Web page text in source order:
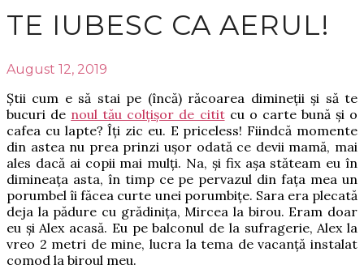
TE IUBESC CA AERUL!
August 12, 2019
Știi cum e să stai pe (încă) răcoarea dimineții și să te
bucuri de noul tău colțișor de cititcu o carte bună și o
cafea cu lapte? Îți zic eu. E priceless! Fiindcă momente
din astea nu prea prinzi ușor odată ce devii mamă, mai
ales dacă ai copii mai mulți. Na, și fix așa stăteam eu în
dimineața asta, în timp ce pe pervazul din fața mea un
porumbel îi făcea curte unei porumbițe. Sara era plecată
deja la pădure cu grădinița, Mircea la birou. Eram doar
eu și Alex acasă. Eu pe balconul de la sufragerie, Alex la
vreo 2 metri de mine, lucra la tema de vacanță instalat
comod la biroul meu.